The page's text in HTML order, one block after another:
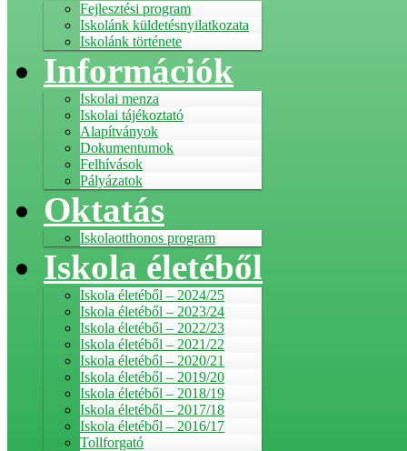
Fejlesztési program
Iskolánk küldetésnyilatkozata
Iskolánk története
Információk
Iskolai menza
Iskolai tájékoztató
Alapítványok
Dokumentumok
Felhívások
Pályázatok
Oktatás
Iskolaotthonos program
Iskola életéből
Iskola életéből – 2024/25
Iskola életéből – 2023/24
Iskola életéből – 2022/23
Iskola életéből – 2021/22
Iskola életéből – 2020/21
Iskola életéből – 2019/20
Iskola életéből – 2018/19
Iskola életéből – 2017/18
Iskola életéből – 2016/17
Tollforgató